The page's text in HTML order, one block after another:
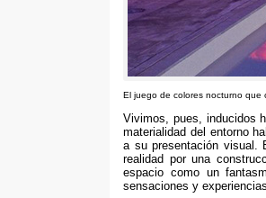
El juego de colores nocturno que
Vivimos, pues, inducidos
materialidad del entorno
a su presentación visual.
realidad por una
espacio como un
sensaciones y